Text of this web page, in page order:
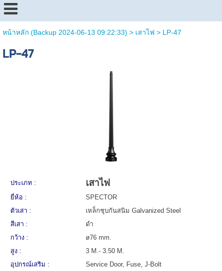
หน้าหลัก (Backup 2024-06-13 09:22:33) > เสาไฟ > LP-47
LP-47
ประเภท : เสาไฟ
ยี่ห้อ :
SPECTOR
ตัวเสา :
เหล็กชุบกันสนิม Galvanized Steel
สีเสา :
ดำ
กว้าง :
ø76 mm.
สูง :
3 M.- 3.50 M.
อุปกรณ์เสริม :
Service Door, Fuse, J-Bolt